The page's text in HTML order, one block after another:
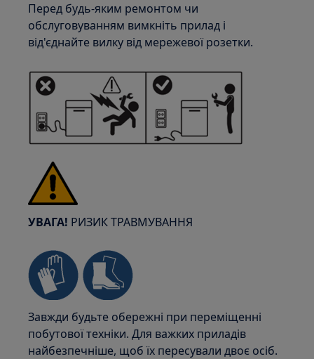
Перед будь-яким ремонтом чи
обслуговуванням вимкніть прилад і
від'єднайте вилку від мережевої розетки.
УВАГА! РИЗИК ТРАВМУВАННЯ
Завжди будьте обережні при переміщенні
побутової техніки. Для важких приладів
найбезпечніше, щоб їх пересували двоє осіб.